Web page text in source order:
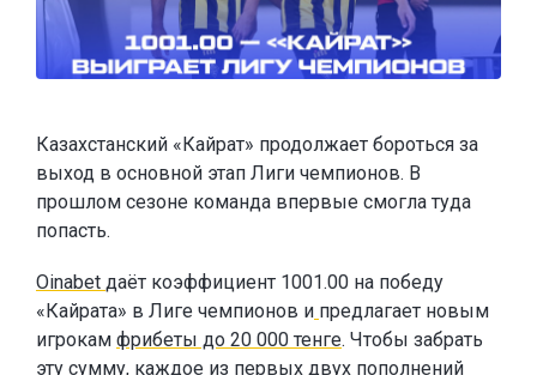
Казахстанский «Кайрат» продолжает бороться за
выход в основной этап Лиги чемпионов. В
прошлом сезоне команда впервые смогла туда
попасть.
Oinabet даёт коэффициент 1001.00 на победу
«Кайрата» в Лиге чемпионов и предлагает новым
игрокам фрибеты до 20 000 тенге. Чтобы забрать
эту сумму, каждое из первых двух пополнений